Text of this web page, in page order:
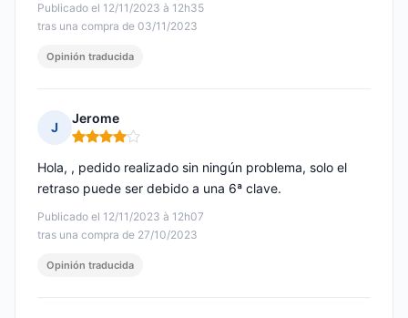
Publicado el 12/11/2023 à 12h35
tras una compra de 03/11/2023
Opinión traducida
J
Jerome
Nota: 4 de 5
Publicado el 12/11/2023 à 12h07
tras una compra de 27/10/2023
Hola, , pedido realizado sin ningún problema, solo el
retraso puede ser debido a una 6ª clave.
Opinión traducida